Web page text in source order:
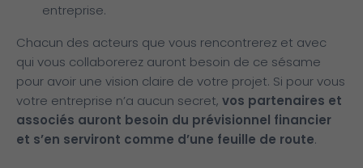
entreprise.
Chacun des acteurs que vous rencontrerez et avec
qui vous collaborerez auront besoin de ce sésame
pour avoir une vision claire de votre projet. Si pour vous
votre entreprise n’a aucun secret, vos partenaires et
associés auront besoin du prévisionnel financier
et s’en serviront comme d’une feuille de route.